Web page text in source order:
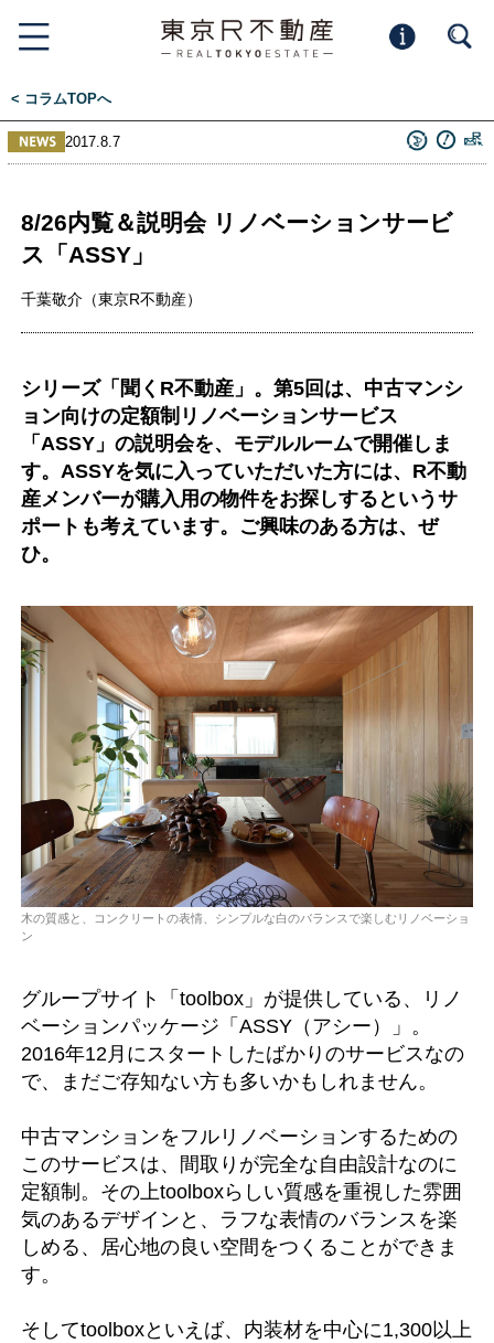
< コラムTOPへ
2017.8.7
8/26内覧＆説明会 リノベーションサービ
ス「ASSY」
千葉敬介（東京R不動産）
シリーズ「聞くR不動産」。第5回は、中古マンシ
ョン向けの定額制リノベーションサービス
「ASSY」の説明会を、モデルルームで開催しま
す。ASSYを気に入っていただいた方には、R不動
産メンバーが購入用の物件をお探しするというサ
ポートも考えています。ご興味のある方は、ぜ
ひ。
木の質感と、コンクリートの表情、シンプルな白のバランスで楽しむリノベーショ
ン
グループサイト「toolbox」が提供している、リノ
ベーションパッケージ「ASSY（アシー）」。
2016年12月にスタートしたばかりのサービスなの
で、まだご存知ない方も多いかもしれません。
中古マンションをフルリノベーションするための
このサービスは、間取りが完全な自由設計なのに
定額制。その上toolboxらしい質感を重視した雰囲
気のあるデザインと、ラフな表情のバランスを楽
しめる、居心地の良い空間をつくることができま
す。
そしてtoolboxといえば、内装材を中心に1,300以上